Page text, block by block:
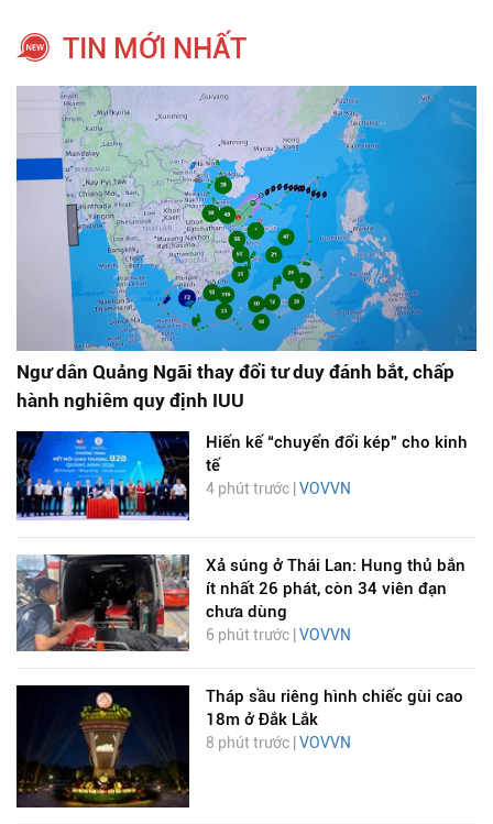
TIN MỚI NHẤT
Ngư dân Quảng Ngãi thay đổi tư duy đánh bắt, chấp
hành nghiêm quy định IUU
Hiến kế “chuyển đổi kép" cho kinh
tế
4 phút trước | VOVVN
Xả súng ở Thái Lan: Hung thủ bắn
ít nhất 26 phát, còn 34 viên đạn
chưa dùng
6 phút trước | VOVVN
Tháp sầu riêng hình chiếc gùi cao
18m ở Đắk Lắk
8 phút trước | VOVVN